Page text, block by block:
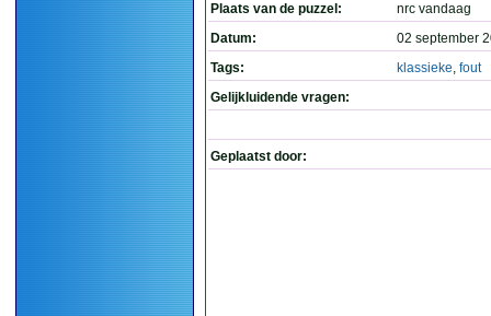
Plaats van de puzzel:
nrc vandaag
Datum:
02 september
Tags:
klassieke, fout
Gelijkluidende vragen:
Geplaatst door: